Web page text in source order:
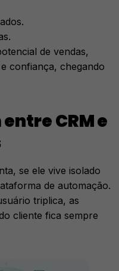
de vendas,
confiança, chegando
CRM e
se ele vive isolado
de automação.
triplica, as
cliente fica sempre